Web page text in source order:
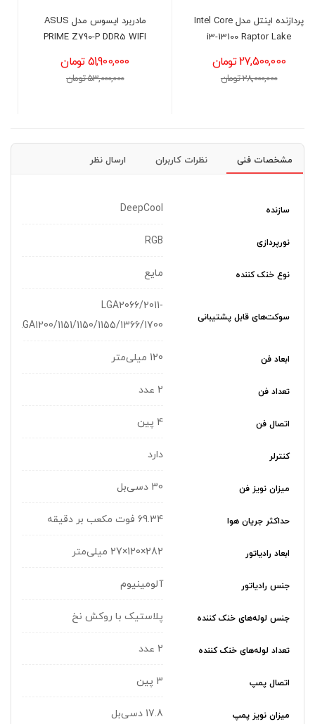
PRIME Z790-P DDR5 WIFI
51,900,000 تومان
53,000,000 تومان
پاور 700 وات دیپ کول مدل
DEEPCOOL PF700X
13,800,000 تومان
14,200,000 تومان
مشخصات فنی نظرات کاربران ارسال نظر
سازنده DeepCool
نورپردازی RGB
نوع خنک کننده مایع
سوکت‌های قابل پشتیبانی
LGA2066/2011-
LGA1200/1151/1150/1155/1366/1700
ابعاد فن 120 میلی‌متر
تعداد فن 2 عدد
اتصال فن 4 پین
کنترلر دارد
میزان نویز فن 30 دسی‌بل
حداکثر جریان هوا 69.34 فوت مکعب بر دقیقه
ابعاد رادیاتور 282×120×27 میلی‌متر
جنس رادیاتور آلومینیوم
جنس لوله‌های خنک کننده پلاستیک با روکش نخ
تعداد لوله‌های خنک کننده 2 عدد
اتصال پمپ 3 پین
میزان نویز پمپ 17.8 دسی‌بل